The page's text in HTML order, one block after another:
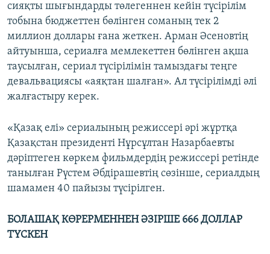
сияқты шығындарды төлегеннен кейін түсірілім
тобына бюджеттен бөлінген соманың тек 2
миллион доллары ғана жеткен. Арман Әсеновтің
айтуынша, сериалға мемлекеттен бөлінген ақша
таусылған, сериал түсірілімін тамыздағы теңге
девальвациясы «аяқтан шалған». Ал түсірілімді әлі
жалғастыру керек.
«Қазақ елі» сериалының режиссері әрі жұртқа
Қазақстан президенті Нұрсұлтан Назарбаевты
дәріптеген көркем фильмдердің режиссері ретінде
танылған Рүстем Әбдірашевтің сөзінше, сериалдың
шамамен 40 пайызы түсірілген. ​
БОЛАШАҚ КӨРЕРМЕННЕН ӘЗІРШЕ 666 ДОЛЛАР
ТҮСКЕН